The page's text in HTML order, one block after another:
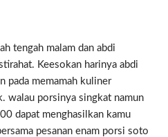
tengah malam dan abdi
Keesokan harinya abdi
pada memamah kuliner
walau porsinya singkat namun
dapat menghasilkan kamu
pesanan enam porsi soto